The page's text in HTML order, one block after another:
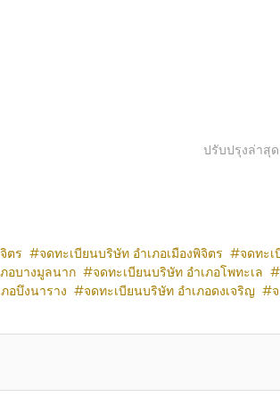
ปรับปรุงล่าสุ
ตร จดทะเบียนบริษัท อำเภอเมืองพิจิตร
จดทะ
อบางมูลนาก จดทะเบียนบริษัท อำเภอโพทะเล
อบึงนาราง จดทะเบียนบริษัท อำเภอดงเจริญ